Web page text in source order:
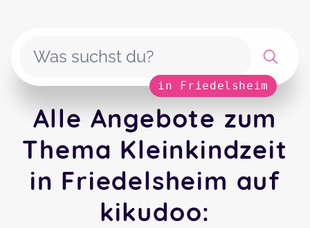
in Friedelsheim
Alle Angebote zum
Thema Kleinkindzeit
in Friedelsheim auf
kikudoo: